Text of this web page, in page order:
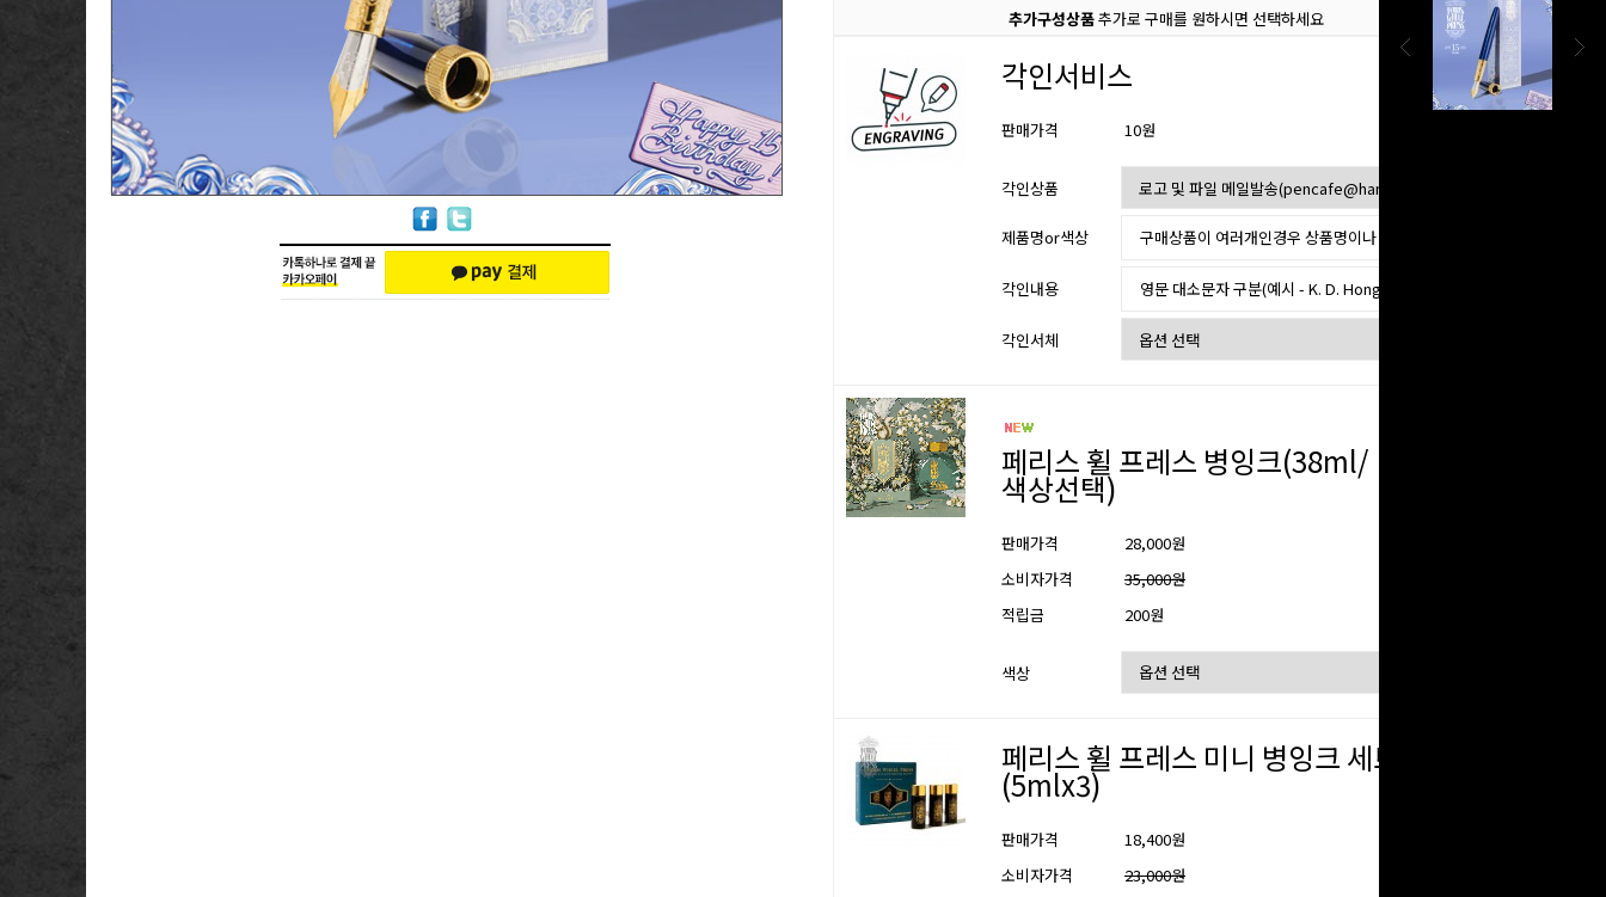
추가구성상품추가로 구매를 원하시면 선택하세요
각인서비스
판매가격 10원
각인상품
제품명or색상
각인내용
각인서체
페리스 휠 프레스 병잉크(38ml/
색상선택)
판매가격
28,000원
소비자가격
35,000원
적립금
200원
색상
페리스 휠 프레스 미니 병잉크 세트
(5mlx3)
판매가격
18,400원
소비자가격
23,000원